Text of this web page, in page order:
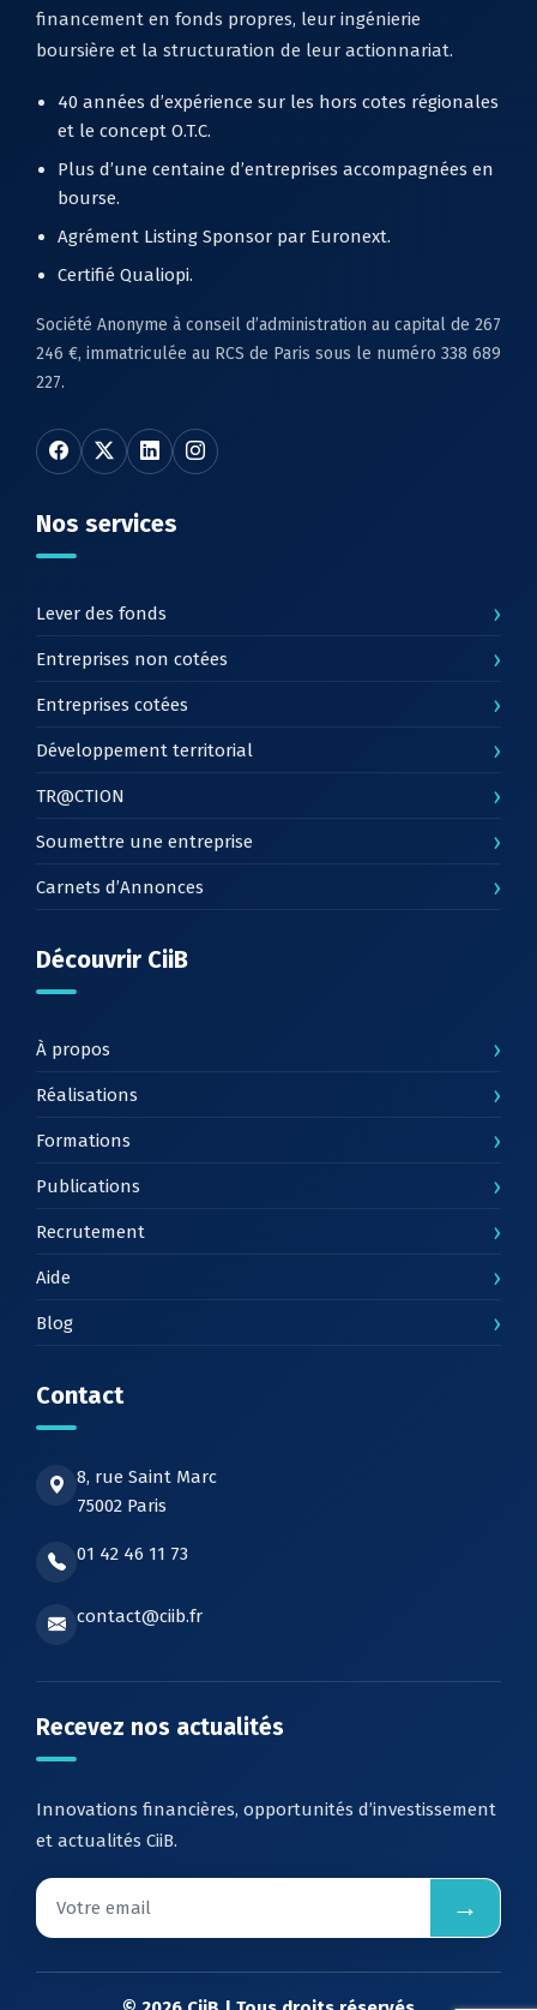
financement en fonds propres, leur ingénierie
boursière et la structuration de leur actionnariat.
40 années d’expérience sur les hors cotes régionales
et le concept O.T.C.
Plus d’une centaine d’entreprises accompagnées en
bourse.
Agrément Listing Sponsor par Euronext.
Certifié Qualiopi.
Société Anonyme à conseil d’administration au capital de 267
246 €, immatriculée au RCS de Paris sous le numéro 338 689
227.
Nos services
Lever des fonds ›
Entreprises non cotées ›
Entreprises cotées ›
Développement territorial ›
TR@CTION ›
Soumettre une entreprise ›
Carnets d’Annonces ›
Découvrir CiiB
À propos ›
Réalisations ›
Formations ›
Publications ›
Recrutement ›
Aide ›
Blog ›
Contact
8, rue Saint Marc
75002 Paris
01 42 46 11 73
contact@ciib.fr
Recevez nos actualités
Innovations financières, opportunités d’investissement
et actualités CiiB.
→